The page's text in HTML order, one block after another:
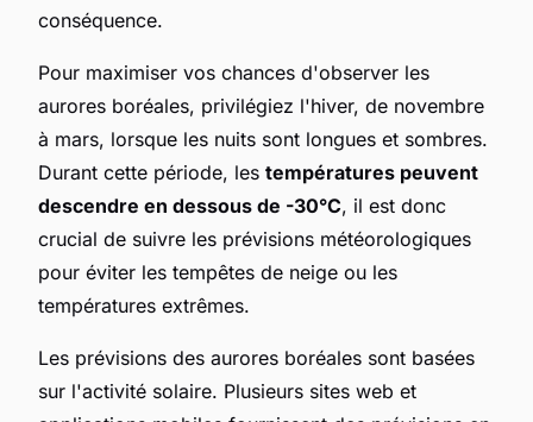
conséquence.
Pour maximiser vos chances d'observer les
aurores boréales, privilégiez l'hiver, de novembre
à mars, lorsque les nuits sont longues et sombres.
Durant cette période, les températures peuvent
descendre en dessous de -30°C, il est donc
crucial de suivre les prévisions météorologiques
pour éviter les tempêtes de neige ou les
températures extrêmes.
Les prévisions des aurores boréales sont basées
sur l'activité solaire. Plusieurs sites web et